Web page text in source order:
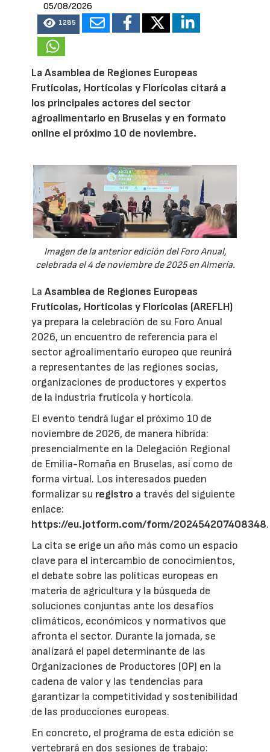
05/08/2026
1285
La Asamblea de Regiones Europeas
Frutícolas, Hortícolas y Florícolas citará a
los principales actores del sector
agroalimentario en Bruselas y en formato
online el próximo 10 de noviembre.
Imagen de la anterior edición del Foro Anual,
celebrada el 4 de noviembre de 2025 en Almería.
LaAsamblea de Regiones Europeas
Frutícolas, Hortícolas y Florícolas (AREFLH)
ya prepara la celebración de su Foro Anual
2026, un encuentro de referencia para el
sector agroalimentario europeo que reunirá
a representantes de las regiones socias,
organizaciones de productores y expertos
de la industria frutícola y hortícola.
El evento tendrá lugar el próximo 10 de
noviembre de 2026, de manera híbrida:
presencialmente en la Delegación Regional
de Emilia-Romaña en Bruselas, así como de
forma virtual. Los interesados pueden
formalizar su registro a través del siguiente
enlace:
https://eu.jotform.com/form/202454207408348.
La cita se erige un año más como un espacio
clave para el intercambio de conocimientos,
el debate sobre las políticas europeas en
materia de agricultura y la búsqueda de
soluciones conjuntas ante los desafíos
climáticos, económicos y normativos que
afronta el sector. Durante la jornada, se
analizará el papel determinante de las
Organizaciones de Productores (OP) en la
cadena de valor y las tendencias para
garantizar la competitividad y sostenibilidad
de las producciones europeas.
En concreto, el programa de esta edición se
vertebrará en dos sesiones de trabajo: